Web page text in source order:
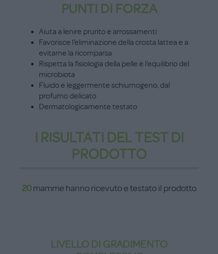
PUNTI DI FORZA
Aiuta a lenire prurito e arrossamenti
Favorisce l’eliminazione della crosta lattea e a
evitarne la ricomparsa
Rispetta la fisiologia della pelle e l’equilibrio del
microbiota
Fluido e leggermente schiumogeno, dal
profumo delicato
Dermatologicamente testato
I RISULTATI DEL TEST DI
PRODOTTO
20 mamme hanno ricevuto e testato il prodotto
LIVELLO DI GRADIMENTO